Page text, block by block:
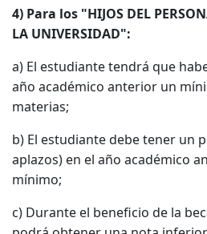
4) Para los "HIJOS DEL
LA UNIVERSIDAD":
a) El estudiante tendrá que
año académico anterior un
materias;
b) El estudiante debe tener un
aplazos) en el año académico
mínimo;
c) Durante el beneficio de la